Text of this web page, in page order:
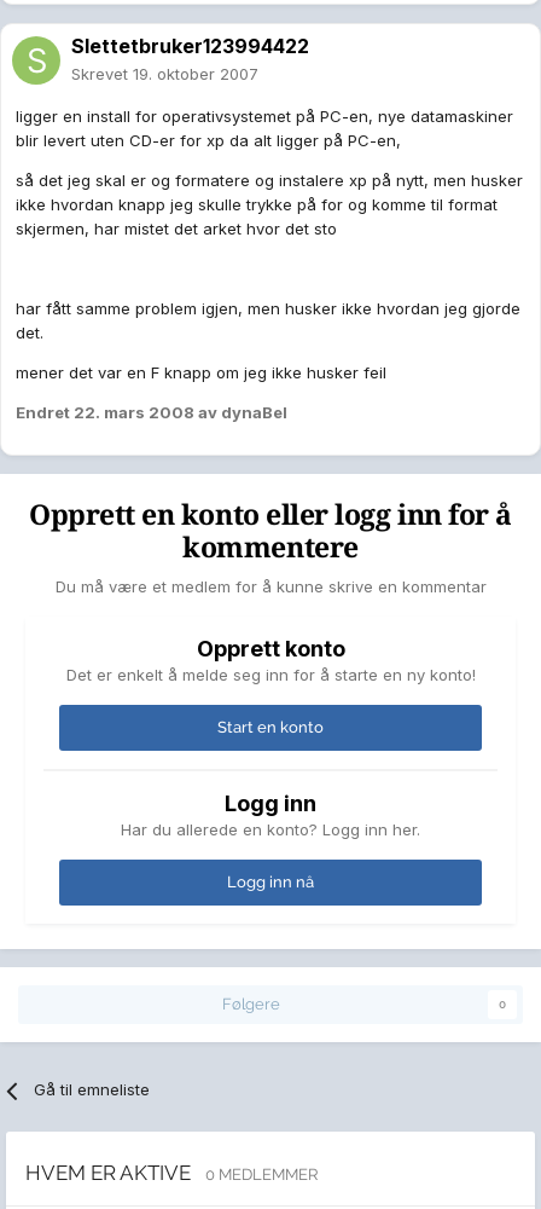
Slettetbruker123994422
Skrevet 19. oktober 2007
ligger en install for operativsystemet på PC-en, nye datamaskiner
blir levert uten CD-er for xp da alt ligger på PC-en,
så det jeg skal er og formatere og instalere xp på nytt, men husker
ikke hvordan knapp jeg skulle trykke på for og komme til format
skjermen, har mistet det arket hvor det sto
har fått samme problem igjen, men husker ikke hvordan jeg gjorde
det.
mener det var en F knapp om jeg ikke husker feil
Endret 22. mars 2008 av dynaBel
Opprett en konto eller logg inn for å
kommentere
Du må være et medlem for å kunne skrive en kommentar
Opprett konto
Det er enkelt å melde seg inn for å starte en ny konto!
Start en konto
Logg inn
Har du allerede en konto? Logg inn her.
Logg inn nå
Følgere 0
Gå til emneliste
HVEM ER AKTIVE 0 MEDLEMMER